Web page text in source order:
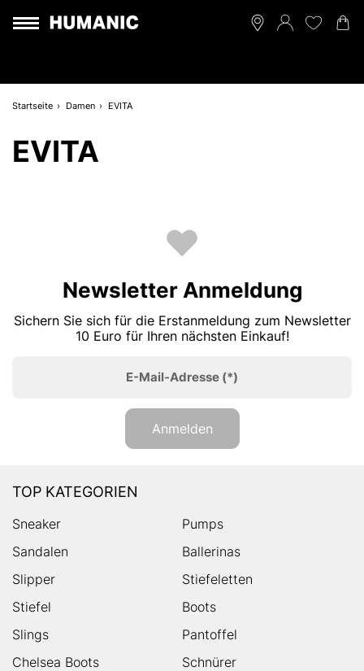
Startseite Damen EVITA
EVITA
Newsletter Anmeldung
Sichern Sie sich für die Erstanmeldung zum Newsletter
10 Euro für Ihren nächsten Einkauf!
E-Mail-Adresse (*)
Anmelden
TOP KATEGORIEN
Sneaker
Pumps
Sandalen
Ballerinas
Slipper
Stiefeletten
Stiefel
Boots
Slings
Pantoffel
Chelsea Boots
Schnürer